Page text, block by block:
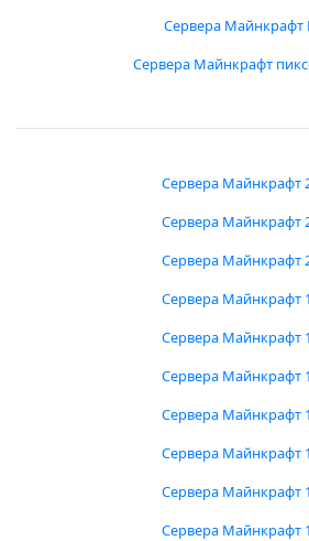
Сервера Майнкрафт
Сервера Майнкрафт
Сервера Майнкрафт
Сервера Майнкрафт
Сервера Майнкрафт
Сервера Майнкрафт
Сервера Майнкрафт
Сервера Майнкрафт
Сервера Майнкрафт
Сервера Майнкрафт
Сервера Майнкрафт
Сервера Майнкрафт